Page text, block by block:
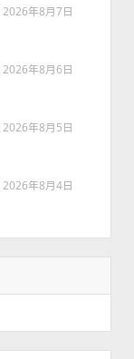
2026年8月7日
2026年8月6日
2026年8月5日
2026年8月4日